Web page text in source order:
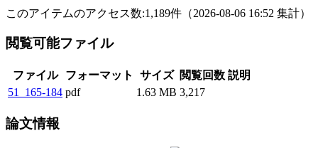
このアイテムのアクセス数:1,189件 （2026-08-06 16:52 集計）
閲覧可能ファイル
ファイル フォーマット サイズ 閲覧回数 説明
51_165-184 pdf 1.63 MB 3,217
論文情報